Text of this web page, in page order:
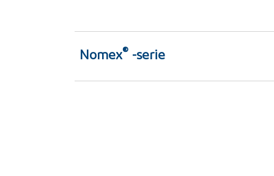
Nomex® -serie